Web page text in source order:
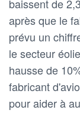
baissent de
après que le
prévu un
le secteur
hausse de
fabricant
pour aider à